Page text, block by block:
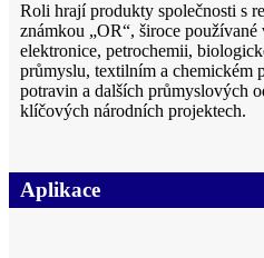
Roli hrají produkty společnosti s
známkou „OR“, široce
elektronice, petrochemii,
průmyslu, textilním a chemickém
potravin a dalších průmyslových
klíčových národních projektech.
Aplikace